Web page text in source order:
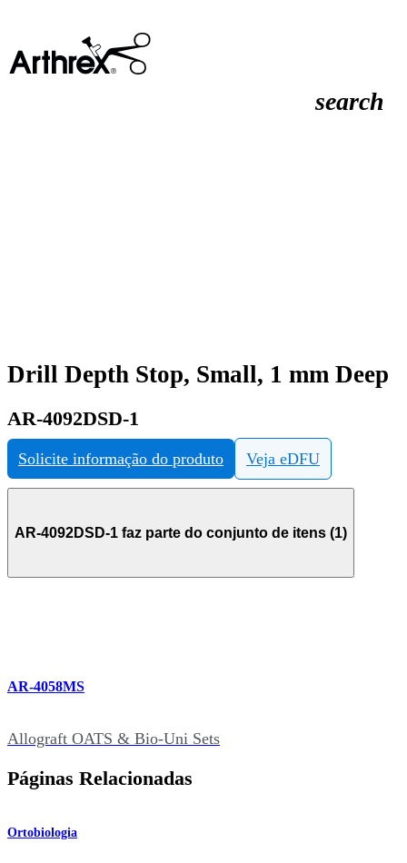
search
Drill Depth Stop, Small, 1 mm Deep
AR-4092DSD-1
Solicite informação do produto Veja eDFU
AR-4092DSD-1 faz parte do conjunto de itens (1)
AR-4058MS
Allograft OATS & Bio-Uni Sets
Páginas Relacionadas
Ortobiologia